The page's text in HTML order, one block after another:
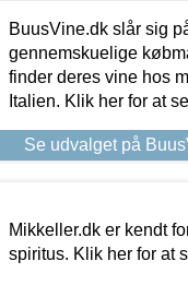
BuusVine.dk slår sig
gennemskuelige
finder deres vine hos
Italien. Klik her for at
Se udvalget på
Mikkeller.dk er kendt
spiritus. Klik her for at